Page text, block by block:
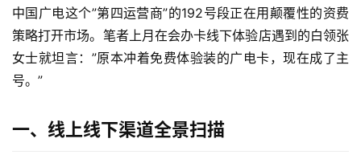
中国广电这个”第四运营商”的192号段正在用颠覆性的资费
策略打开市场。笔者上月在会办卡线下体验店遇到的白领张
女士就坦言：”原本冲着免费体验装的广电卡，现在成了主
号。”
一、线上线下渠道全景扫描